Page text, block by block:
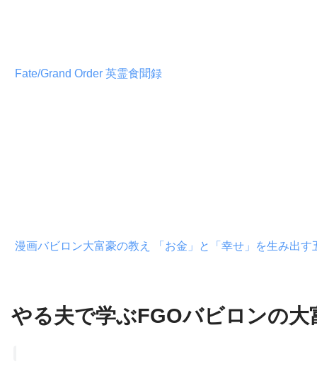
Fate/Grand Order 英霊食聞録
漫画バビロン大富豪の教え 「お金」と「幸せ」を生み出す
やる夫で学ぶFGOバビロンの大